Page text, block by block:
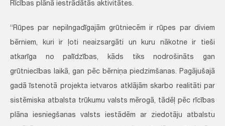
Rīcības plānā iestrādātās aktivitātes.
“Rūpes par nepilngadīgajām grūtniecēm ir rūpes par diviem
bērniem, kuri ir ļoti neaizsargāti un kuru nākotne ir tieši
atkarīga no palīdzības, kāds tiks nodrošināts gan
grūtniecības laikā, gan pēc bērniņa piedzimšanas. Pagājušajā
gadā īstenotā projekta ietvaros atklājām skarbo realitāti par
sistēmiska atbalsta trūkumu valsts mērogā, tādēļ pēc rīcības
plāna iesniegšanas valsts iestādēm ar ziedotāju atbalstu